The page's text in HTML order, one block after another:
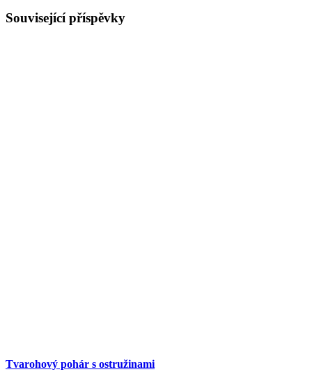
Související příspěvky
Tvarohový pohár s ostružinami